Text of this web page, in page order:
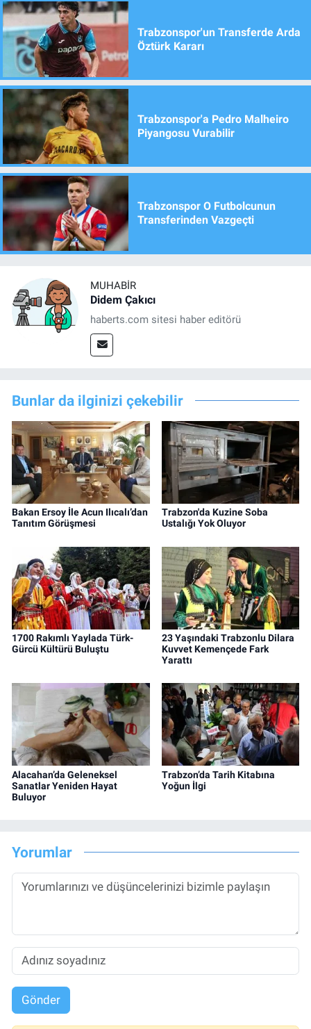
Trabzonspor'un Transferde Arda
Öztürk Kararı
Trabzonspor'a Pedro Malheiro
Piyangosu Vurabilir
Trabzonspor O Futbolcunun
Transferinden Vazgeçti
MUHABIR
Didem Çakıcı
haberts.com sitesi haber editörü
Bunlar da ilginizi çekebilir
Bakan Ersoy İle Acun Ilıcalı’dan
Tanıtım Görüşmesi
Trabzon'da Kuzine Soba
Ustalığı Yok Oluyor
1700 Rakımlı Yaylada Türk-
Gürcü Kültürü Buluştu
23 Yaşındaki Trabzonlu Dilara
Kuvvet Kemençede Fark
Yarattı
Alacahan’da Geleneksel
Sanatlar Yeniden Hayat
Buluyor
Trabzon’da Tarih Kitabına
Yoğun İlgi
Yorumlar
Gönder